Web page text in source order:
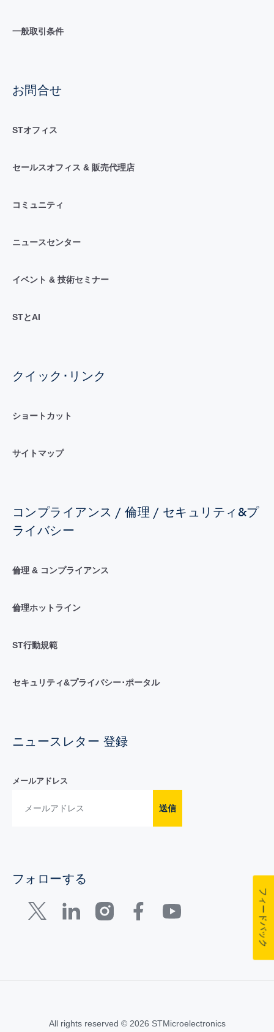
一般取引条件
お問合せ
STオフィス
セールスオフィス & 販売代理店
コミュニティ
ニュースセンター
イベント & 技術セミナー
STとAI
クイック･リンク
ショートカット
サイトマップ
コンプライアンス / 倫理 / セキュリティ&プ
ライバシー
倫理 & コンプライアンス
倫理ホットライン
ST行動規範
セキュリティ&プライバシー･ポータル
ニュースレター 登録
メールアドレス
送信
フォローする
All rights reserved © 2026 STMicroelectronics
フィードバック